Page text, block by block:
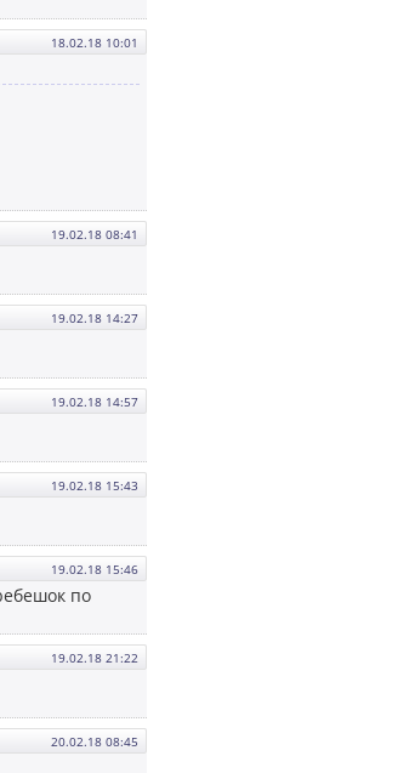
18.02.18 10:01
19.02.18 08:41
19.02.18 14:27
19.02.18 14:57
19.02.18 15:43
19.02.18 15:46
по
19.02.18 21:22
20.02.18 08:45